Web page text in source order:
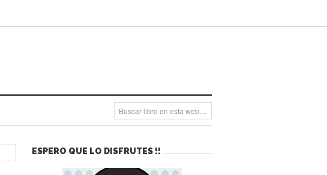
ESPERO QUE LO DISFRUTES !!